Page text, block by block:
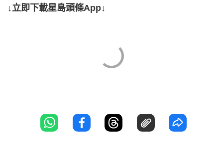
↓立即下載星島頭條App↓